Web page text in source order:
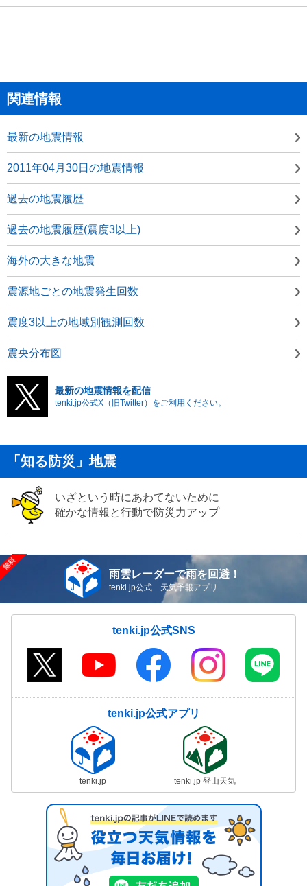
関連情報
最新の地震情報
2011年04月30日の地震情報
過去の地震履歴
過去の地震履歴(震度3以上)
海外の大きな地震
震源地ごとの地震発生回数
震度3以上の地域別観測回数
震央分布図
最新の地震情報を配信
tenki.jp公式X（旧Twitter）をご利用ください。
「知る防災」地震
いざという時にあわてないために
確かな情報と行動で防災力アップ
雨雲レーダーで雨を回避！
tenki.jp公式 天気予報アプリ
tenki.jp公式SNS
tenki.jp公式アプリ
tenki.jp tenki.jp 登山天気